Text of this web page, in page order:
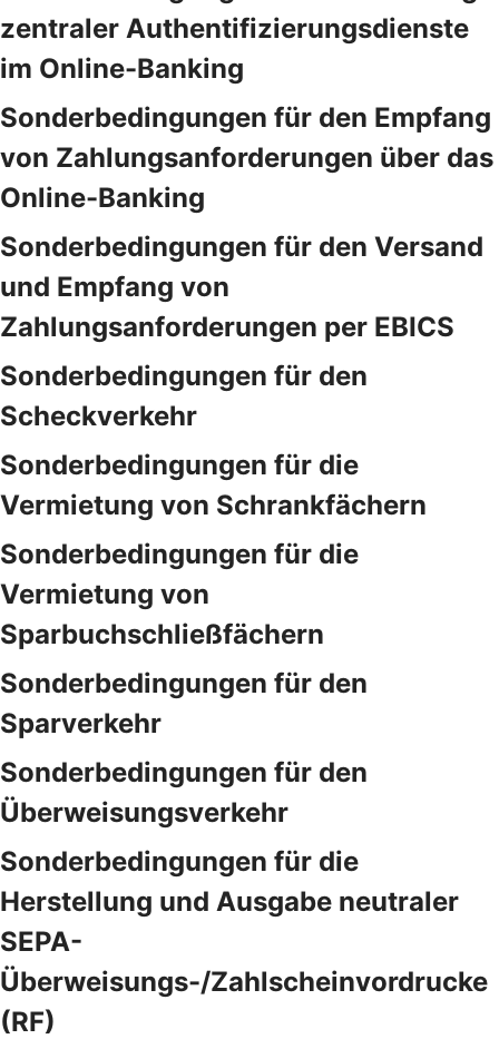
zentraler Authentifizierungsdienste
im Online-Banking
Sonderbedingungen für den Empfang
von Zahlungsanforderungen über das
Online-Banking
Sonderbedingungen für den Versand
und Empfang von
Zahlungsanforderungen per EBICS
Sonderbedingungen für den
Scheckverkehr
Sonderbedingungen für die
Vermietung von Schrankfächern
Sonderbedingungen für die
Vermietung von
Sparbuchschließfächern
Sonderbedingungen für den
Sparverkehr
Sonderbedingungen für den
Überweisungsverkehr
Sonderbedingungen für die
Herstellung und Ausgabe neutraler
SEPA-
Überweisungs-/Zahlscheinvordrucke
(RF)